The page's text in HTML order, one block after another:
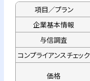
項目／プラン
企業基本情報
与信調査
コンプライアンスチェック
価格